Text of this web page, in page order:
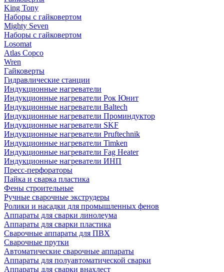
King Tony
Наборы с гайковертом
Mighty Seven
Наборы с гайковертом
Losomat
Atlas Copco
Wren
Гайковерты
Гидравлические станции
Индукционные нагреватели
Индукционные нагреватели Рок Юнит
Индукционные нагреватели Baltech
Индукционные нагреватели Проминдуктор
Индукционные нагреватели SKF
Индукционные нагреватели Pruftechnik
Индукционные нагреватели Timken
Индукционные нагреватели Fag Heater
Индукционные нагреватели ИНП
Пресс-перфораторы
Пайка и сварка пластика
Фены строительные
Ручные сварочные экструдеры
Ролики и насадки для промышленных фенов
Аппараты для сварки линолеума
Аппараты для сварки пластика
Сварочные аппараты для ПВХ
Сварочные прутки
Автоматические сварочные аппараты
Аппараты для полуавтоматической сварки
Аппараты для сварки внахлест